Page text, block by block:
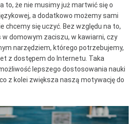
to, że nie musimy już martwić się o
a dodatkowo możemy sami
chcemy się uczyć. Bez względu na to,
domowym zaciszu, w kawiarni, czy
narzędziem, którego potrzebujemy,
z dostępem do Internetu. Taka
lepszego dostosowania nauki
z kolei zwiększa naszą motywację do